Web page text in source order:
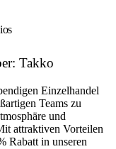
Takko
Einzelhandel
Teams zu
und
attraktiven Vorteilen
Rabatt in unseren